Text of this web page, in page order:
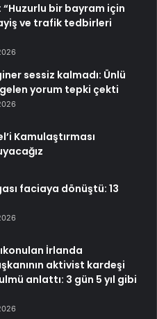
bir bayram için
ve trafik tedbirleri
sessiz kalmadı: Ünlü
yorum tepki çekti
Kamulaştırması
faciaya dönüştü: 13
İrlanda
aktivist kardeşi
anlattı: 3 gün 5 yıl gibi